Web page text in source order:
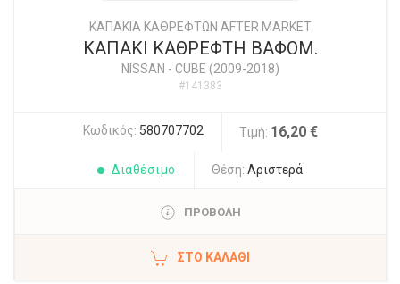
ΚΑΠΑΚΙΑ ΚΑΘΡΕΦΤΩΝ AFTER MARKET
ΚΑΠΑΚΙ ΚΑΘΡΕΦΤΗ ΒΑΦΟΜ.
NISSAN - CUBE (2009-2018)
#141383
Κωδικός: 580707702 Τιμή: 16,20 €
Διαθέσιμο Θέση: Αριστερά
ΠΡΟΒΟΛΗ
ΣΤΟ ΚΑΛΆΘΙ